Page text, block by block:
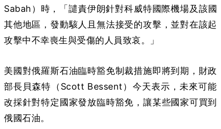
Sabah）時，「譴責伊朗針對科威特國際機場及該國
其他地區，發動駭人且無法接受的攻擊，並對在該起
攻擊中不幸喪生與受傷的人員致哀。」
美國對俄羅斯石油臨時豁免制裁措施即將到期，財政
部長貝森特（Scott Bessent）今天表示，未來可能
改採針對特定國家發放臨時豁免，讓某些國家可買到
俄國石油。